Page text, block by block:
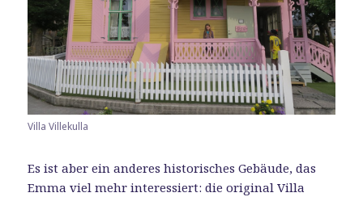
Villa Villekulla
Es ist aber ein anderes historisches Gebäude, das
Emma viel mehr interessiert: die original Villa